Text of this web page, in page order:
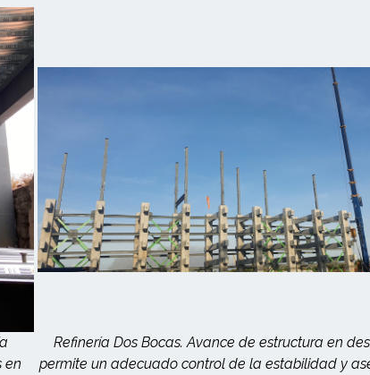
en
Refinería Dos Bocas. Avance de estructura en
permite un adecuado control de la estabilidad y